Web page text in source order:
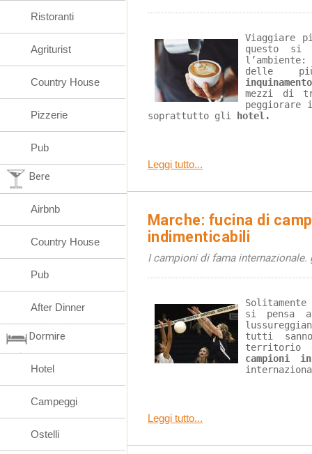
Viaggiare
questo si
delle
inquinamento
mezzi di
peggiorare
soprattutto gli
hotel.
Leggi tutto...
Marche: fucina di
indimenticabili
I campioni di fama
si pensa
tutti
territorio
campioni
Leggi tutto...
Ristoranti
Agriturist
Country House
Pizzerie
Pub
Bere
Airbnb
Country House
Pub
After Dinner
Dormire
Hotel
Campeggi
Ostelli